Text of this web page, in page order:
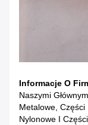
Informacje O
Naszymi
Metalowe,
Nylonowe I